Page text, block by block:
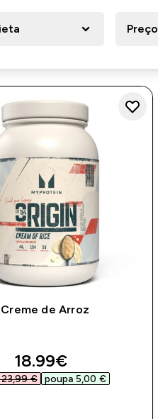
Preço
Creme de Arroz
discounted price
18.99€‎
23,99 €‎ poupa 5,00 €‎